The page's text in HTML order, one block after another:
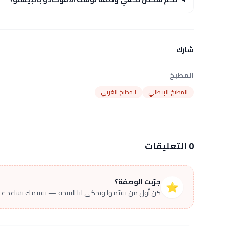
شارك
المطبخ
المطبخ الإيطالي المطبخ الغربي
0 التعليقات
⭐ جرّبت الوصفة؟
كن أول من يقيّمها ويحكي لنا النتيجة — تقييمك يساعد